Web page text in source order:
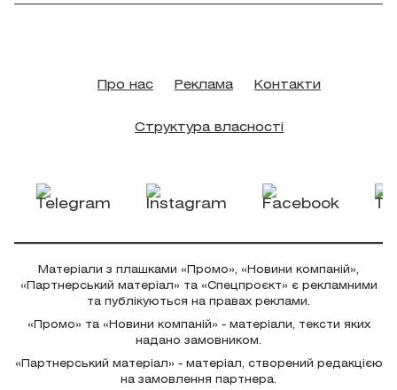
Про нас Реклама Контакти
Структура власності
Матеріали з плашками «Промо», «Новини компаній»,
«Партнерський матеріал» та «Спецпроєкт» є рекламними
та публікуються на правах реклами.
«Промо» та «Новини компаній» - матеріали, тексти яких
надано замовником.
«Партнерський матеріал» - матеріал, створений редакцією
на замовлення партнера.